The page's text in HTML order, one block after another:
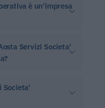
è un'impresa
Servizi Societa'
Societa'